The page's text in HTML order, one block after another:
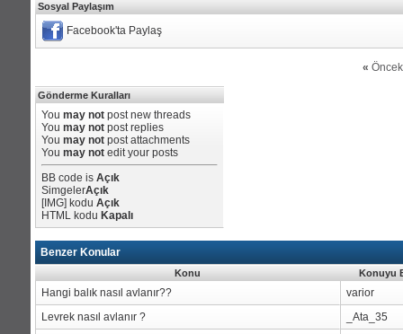
Sosyal Paylaşım
Facebook'ta Paylaş
«
Gönderme Kuralları
You may not post new threads
You may not post replies
You may not post attachments
You may not edit your posts
BB code is Açık
SimgelerAçık
[IMG] kodu Açık
HTML kodu Kapalı
Benzer Konular
Konu Konuyu
Hangi balık nasıl avlanır??
varior
Levrek nasıl avlanır ?
_Ata_35